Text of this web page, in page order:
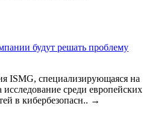
будут решать проблему
ISMG, специализирующаяся на
исследование среди европейских
в кибербезопасн.. →